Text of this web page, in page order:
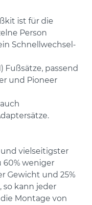
ist für die
Person
Schnellwechsel-
Fußsätze, passend
und Pioneer
vielseitigster
60% weniger
Gewicht und 25%
so kann jeder
Montage von